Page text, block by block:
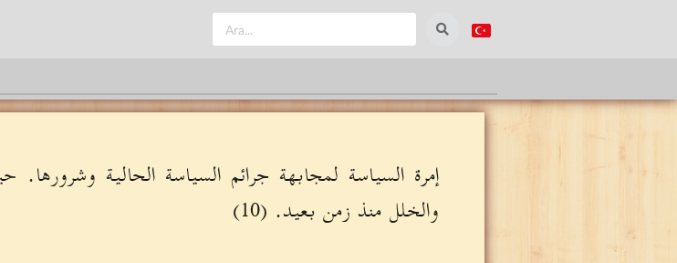
إمرة السياسة لمجابهة جرائم السياسة الحالية وشرورها.
والخلل منذ زمن بعيد. (10)